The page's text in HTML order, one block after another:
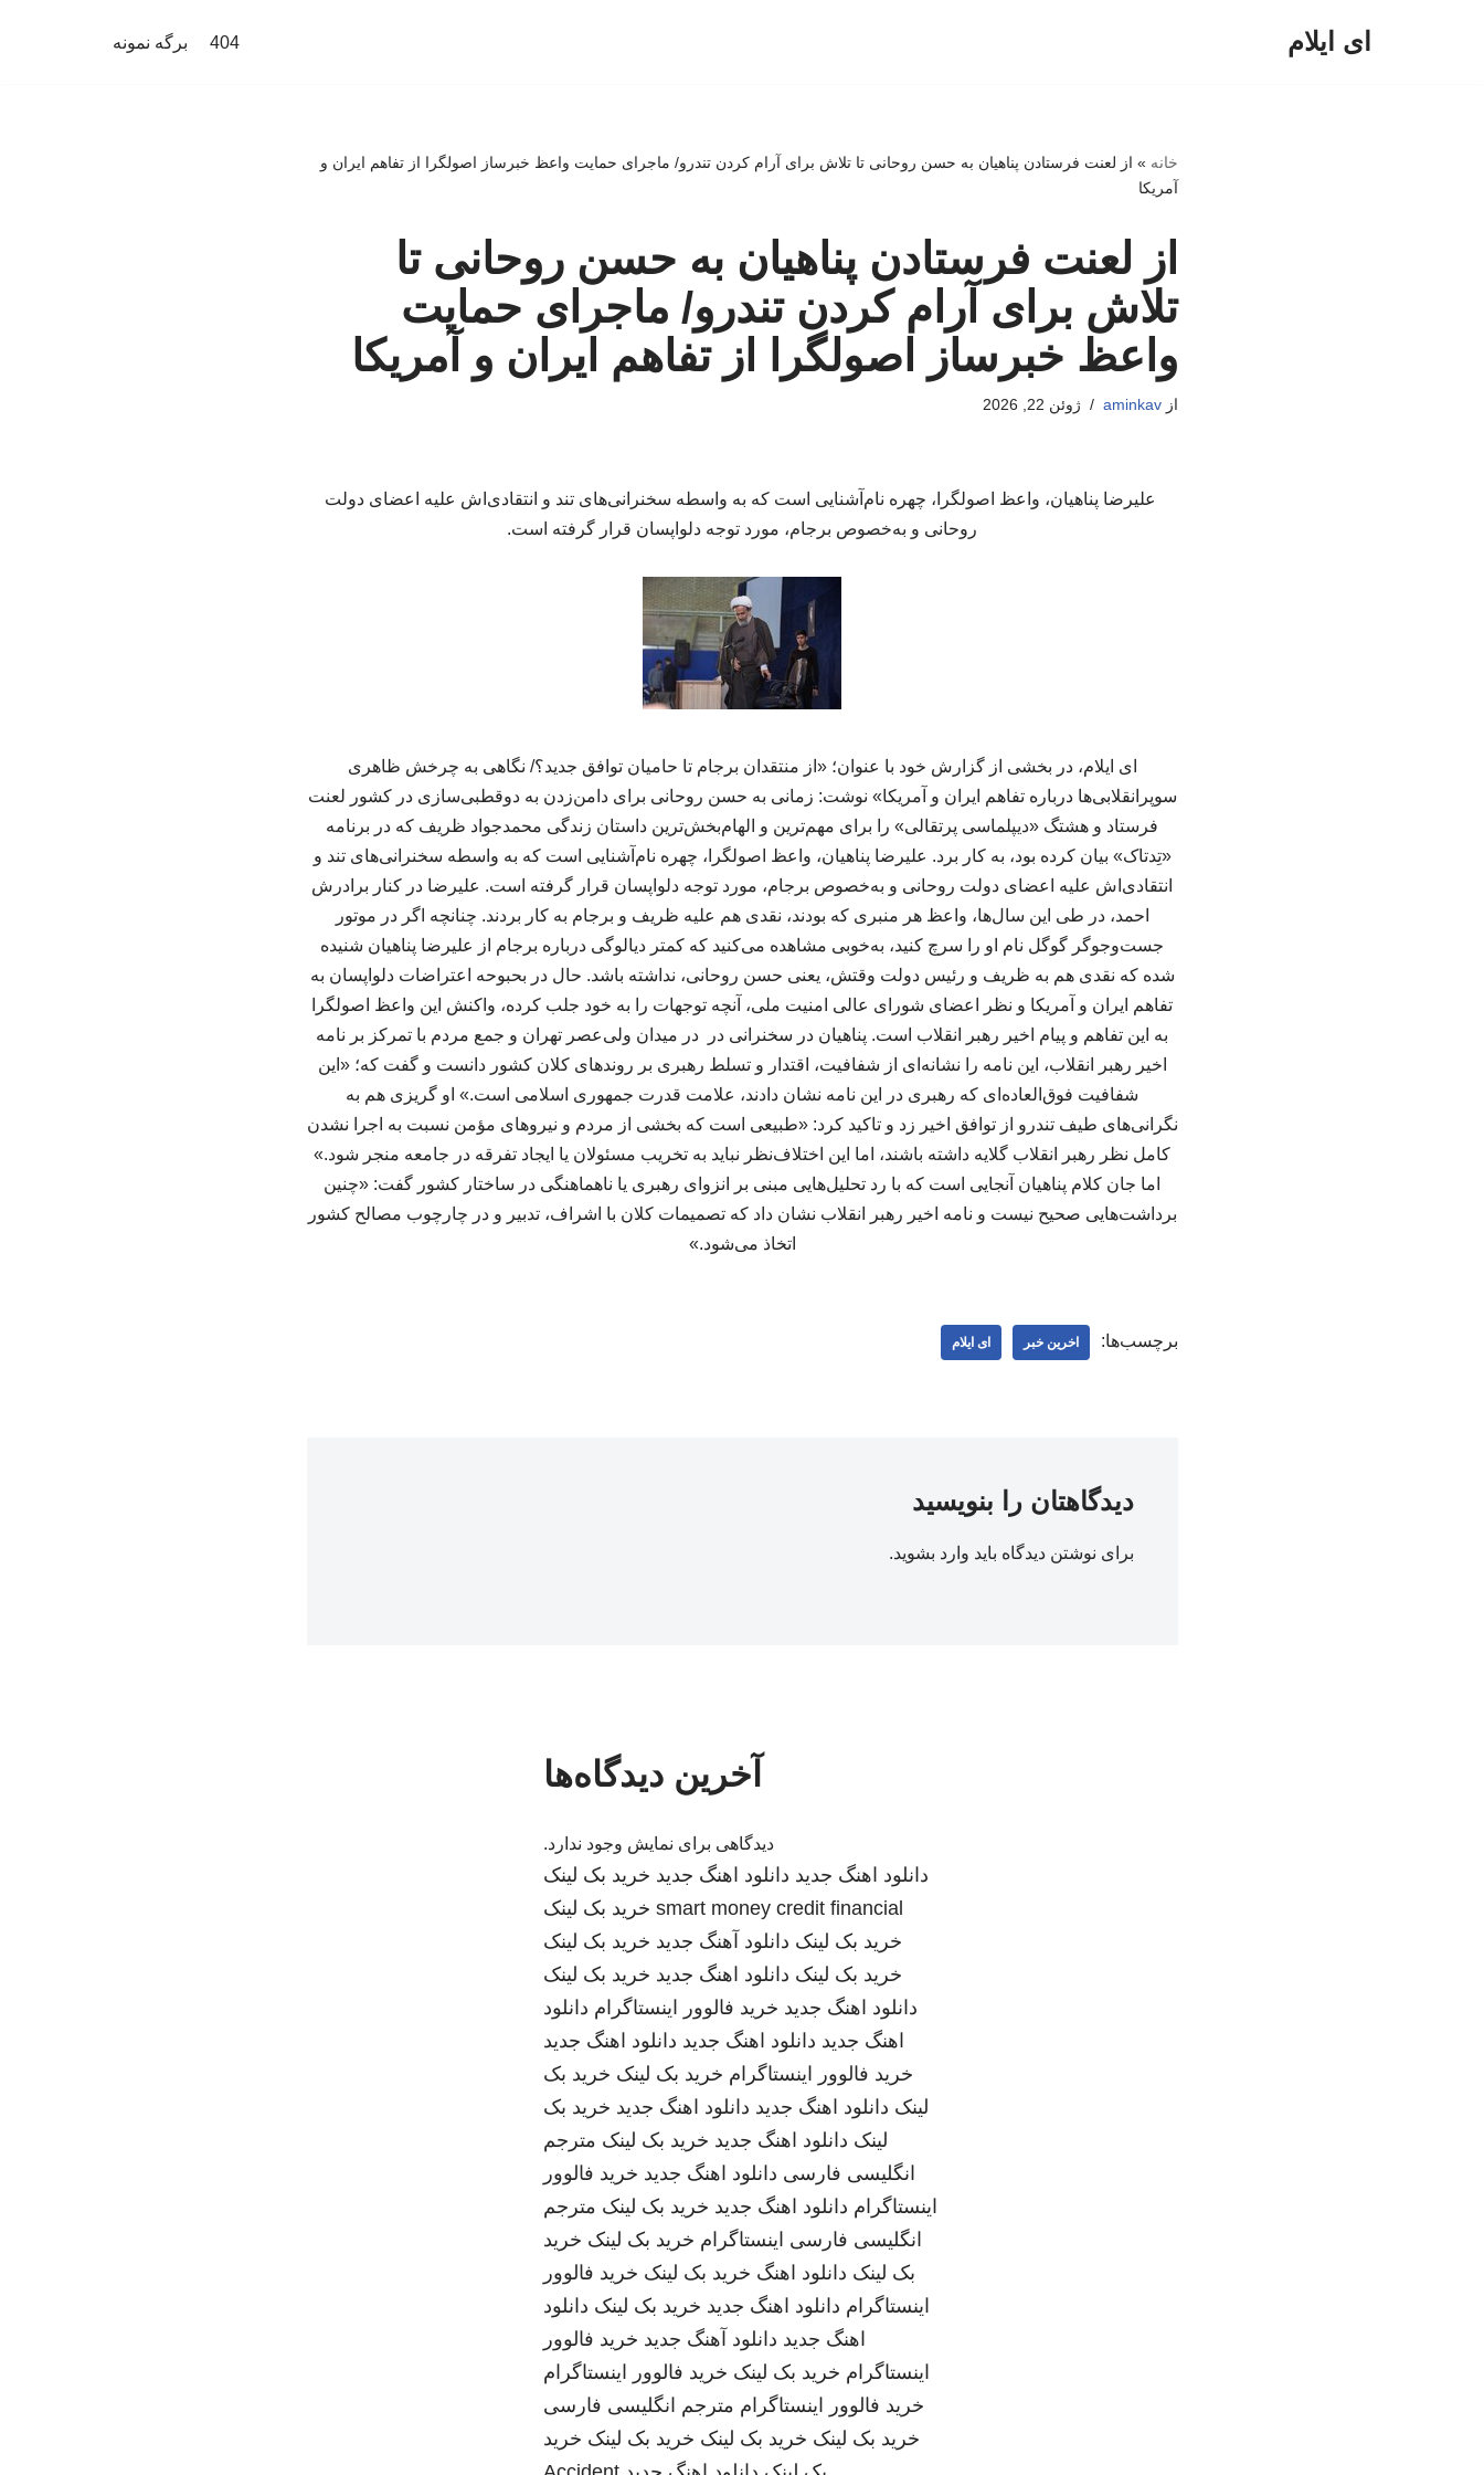
ای ایلام 404 برگه نمونه
خانه » از لعنت فرستادن پناهیان به حسن روحانی تا تلاش برای آرام کردن تندرو/ ماجرای حمایت واعظ خبرساز اصولگرا از تفاهم ایران و
آمریکا
از لعنت فرستادن پناهیان به حسن روحانی تا
تلاش برای آرام کردن تندرو/ ماجرای حمایت
واعظ خبرساز اصولگرا از تفاهم ایران و آمریکا
ازaminkav ژوئن 22, 2026
علیرضا پناهیان، واعظ اصولگرا، چهره نام‌آشنایی است که به واسطه سخنرانی‌های تند و انتقادی‌اش علیه اعضای دولت
روحانی و به‌خصوص برجام، مورد توجه دلواپسان قرار گرفته است.
ای ایلام، در بخشی از گزارش خود با عنوان؛ «از منتقدان برجام تا حامیان توافق جدید؟/ نگاهی به چرخش ظاهری
سوپرانقلابی‌ها درباره تفاهم ایران و آمریکا» نوشت: زمانی به حسن روحانی برای دامن‌زدن به دوقطبی‌سازی در کشور لعنت
فرستاد و هشتگ «دیپلماسی پرتقالی» را برای مهم‌ترین و الهام‌بخش‌ترین داستان زندگی‌ محمدجواد ظریف که در برنامه
«تِدتاک» بیان کرده بود، به کار برد. علیرضا پناهیان، واعظ اصولگرا، چهره نام‌آشنایی است که به واسطه سخنرانی‌های تند و
انتقادی‌اش علیه اعضای دولت روحانی و به‌خصوص برجام، مورد توجه دلواپسان قرار گرفته است. علیرضا در کنار برادرش
احمد، در طی این سال‌ها، واعظ هر منبری که بودند، نقدی هم علیه ظریف و برجام به کار بردند. چنانچه اگر در موتور
جست‌وجوگر گوگل نام او را سرچ کنید، به‌خوبی مشاهده می‌کنید که کمتر دیالوگی درباره برجام از علیرضا پناهیان شنیده
شده که نقدی هم به ظریف و رئیس دولت وقتش، یعنی حسن روحانی، نداشته باشد. حال در بحبوحه اعتراضات دلواپسان به
تفاهم ایران و آمریکا و نظر اعضای شورای عالی امنیت ملی، آنچه توجهات را به خود جلب کرده، واکنش این واعظ اصولگرا
به این تفاهم و پیام اخیر رهبر انقلاب است. پناهیان در سخنرانی در در میدان ولی‌عصر تهران و جمع مردم با تمرکز بر نامه
اخیر رهبر انقلاب، این نامه را نشانه‌ای از شفافیت، اقتدار و تسلط رهبری بر روندهای کلان کشور دانست و گفت که؛ «این
شفافیت فوق‌العاده‌ای که رهبری در این نامه نشان دادند، علامت قدرت جمهوری اسلامی است.» او گریزی هم به
نگرانی‌های طیف تندرو از توافق اخیر زد و تاکید کرد: «طبیعی است که بخشی از مردم و نیروهای مؤمن نسبت به اجرا نشدن
کامل نظر رهبر انقلاب گلایه داشته باشند، اما این اختلاف‌نظر نباید به تخریب مسئولان یا ایجاد تفرقه در جامعه منجر شود.»
اما جان کلام پناهیان آنجایی است که با رد تحلیل‌هایی مبنی بر انزوای رهبری یا ناهماهنگی در ساختار کشور گفت: «چنین
برداشت‌هایی صحیح نیست و نامه اخیر رهبر انقلاب نشان داد که تصمیمات کلان با اشراف، تدبیر و در چارچوب مصالح کشور
اتخاذ می‌شود.»
برچسب‌ها: اخرین خبر ای ایلام
دیدگاهتان را بنویسید
برای نوشتن دیدگاه باید وارد بشوید.
آخرین دیدگاه‌ها
دیدگاهی برای نمایش وجود ندارد.
دانلود اهنگ جدید دانلود اهنگ جدید خرید بک لینک
smart money credit financial خرید بک لینک
خرید بک لینک دانلود آهنگ جدید خرید بک لینک
خرید بک لینک دانلود اهنگ جدید خرید بک لینک
دانلود اهنگ جدید خرید فالوور اینستاگرام دانلود
اهنگ جدید دانلود اهنگ جدید دانلود اهنگ جدید
خرید فالوور اینستاگرام خرید بک لینک خرید بک
لینک دانلود اهنگ جدید دانلود اهنگ جدید خرید بک
لینک دانلود اهنگ جدید خرید بک لینک مترجم
انگلیسی فارسی دانلود اهنگ جدید خرید فالوور
اینستاگرام دانلود اهنگ جدید خرید بک لینک مترجم
انگلیسی فارسی اینستاگرام خرید بک لینک خرید
بک لینک دانلود اهنگ خرید بک لینک خرید فالوور
اینستاگرام دانلود اهنگ جدید خرید بک لینک دانلود
اهنگ جدید دانلود آهنگ جدید خرید فالوور
اینستاگرام خرید بک لینک خرید فالوور اینستاگرام
خرید فالوور اینستاگرام مترجم انگلیسی فارسی
خرید بک لینک خرید بک لینک خرید بک لینک خرید